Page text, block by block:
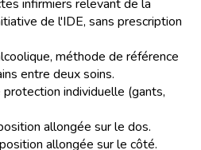
infirmiers relevant de la
de l'IDE, sans prescription
méthode de référence
entre deux soins.
individuelle (gants,
allongée sur le dos.
allongée sur le côté.